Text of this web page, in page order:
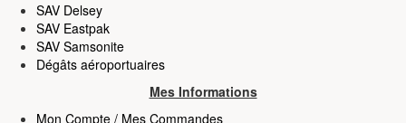
SAV Delsey
SAV Eastpak
SAV Samsonite
Dégâts aéroportuaires
Mes Informations
Mon Compte / Mes Commandes